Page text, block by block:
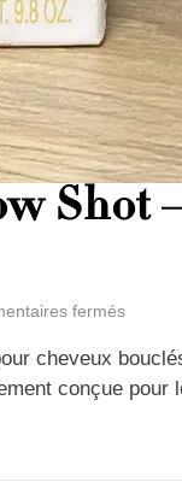
fermés
cheveux
conçue pour